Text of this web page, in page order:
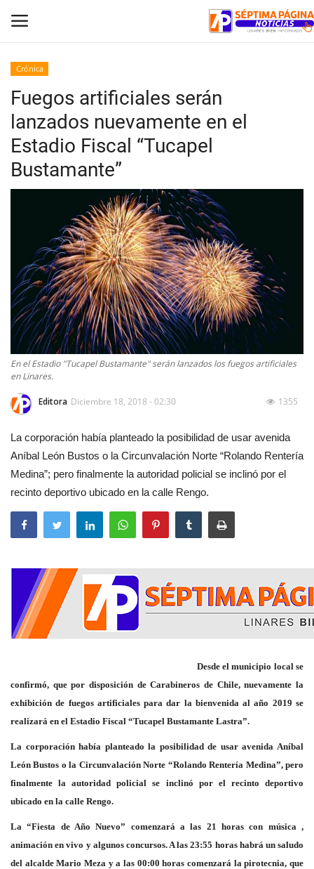
Inicio
Crónica
Policial
Deporte
Política
Espectáculos
Crónica
Fuegos artificiales serán
lanzados nuevamente en el
Estadio Fiscal “Tucapel
Bustamante”
En el Estadio "Tucapel Bustamante" serán lanzados los fuegos artificiales
en Linares.
Editora Diciembre 18, 2018 - 02:30 1355
La corporación había planteado la posibilidad de usar avenida
Aníbal León Bustos o la Circunvalación Norte “Rolando Rentería
Medina”; pero finalmente la autoridad policial se inclinó por el
recinto deportivo ubicado en la calle Rengo.
Desde el municipio local se
confirmó, que por disposición de Carabineros de Chile, nuevamente la
exhibición de fuegos artificiales para dar la bienvenida al año 2019 se
realizará en el Estadio Fiscal “Tucapel Bustamante Lastra”.
La corporación había planteado la posibilidad de usar avenida Aníbal
León Bustos o la Circunvalación Norte “Rolando Rentería Medina”, pero
finalmente la autoridad policial se inclinó por el recinto deportivo
ubicado en la calle Rengo.
La “Fiesta de Año Nuevo” comenzará a las 21 horas con música ,
animación en vivo y algunos concursos. A las 23:55 horas habrá un saludo
del alcalde Mario Meza y a las 00:00 horas comenzará la pirotecnia, que